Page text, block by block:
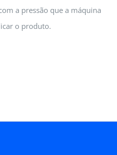
a pressão que a máquina
o produto.